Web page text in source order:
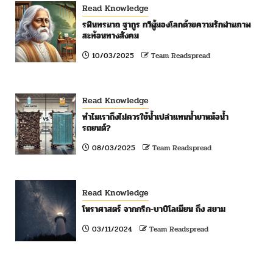
Read Knowledge
รพินทรนาถ ฐากูร กวีผู้มองโลกด้วยความรักผ่านภาพ
สะท้อนทางสังคม
10/03/2025 Team Readspread
Read Knowledge
ทำไมเราถึงไม่ควรใช้น้ำเปล่าแทนน้ำยาหม้อน้ำ
รถยนต์?
08/03/2025 Team Readspread
Read Knowledge
โหราศาสตร์ จากกรีก-บาบิโลเนียน ถึง สยาม
03/11/2024 Team Readspread